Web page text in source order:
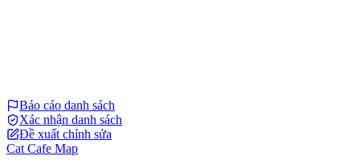
Báo cáo danh sách
Xác nhận danh sách
Đề xuất chỉnh sửa
Cat Cafe Map